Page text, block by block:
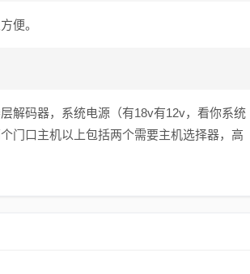
便。
解码器，系统电源（有18v有12v，看你系统
门口主机以上包括两个需要主机选择器，高